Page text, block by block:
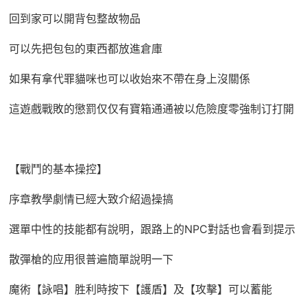
回到家可以開背包整故物品
可以先把包包的東西都放進倉庫
如果有拿代罪貓咪也可以收始來不帶在身上沒關係
這遊戲戰敗的懲罰仅仅有寶箱通通被以危險度零強制订打開
【戰鬥的基本操控】
序章教學劇情已經大致介紹過操搞
選單中性的技能都有說明，跟路上的NPC對話也會看到提示
散彈槍的应用很普遍簡單說明一下
魔術【詠唱】胜利時按下【護盾】及【攻擊】可以蓄能